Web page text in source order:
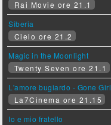
Rai Movie ore 21.1
Siberia
Cielo ore 21.2
Magic in the Moonlight
Twenty Seven ore 21.1
L'amore bugiardo - Gone Girl
La7Cinema ore 21.15
Io e mio fratello